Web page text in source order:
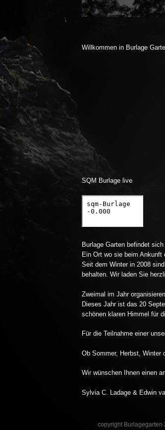
Willkommen in Burlage
SQM Burlage live
Burlage Garten befindet
Ein Ort wo sie beim
Seit dem Winter in 2008
behalten. Wir laden Sie
Zweimal im Jahr
Dieses Jahr ist das 20
schönen klaren Himmel für
Für die Teilnahme einer
Ob Sommer, Herbst, Winter
Wir wünschen Ihnen einen
Sylvia C. Ladage & Edwin
copyright Burlagegarten